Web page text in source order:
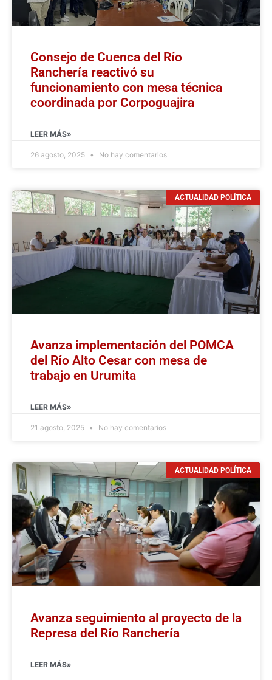
Consejo de Cuenca del Río
Ranchería reactivó su
funcionamiento con mesa técnica
coordinada por Corpoguajira
LEER MÁS»
26 agosto, 2025 No hay comentarios
ACTUALIDAD POLÍTICA
Avanza implementación del POMCA
del Río Alto Cesar con mesa de
trabajo en Urumita
LEER MÁS»
21 agosto, 2025 No hay comentarios
ACTUALIDAD POLÍTICA
Avanza seguimiento al proyecto de la
Represa del Río Ranchería
LEER MÁS»